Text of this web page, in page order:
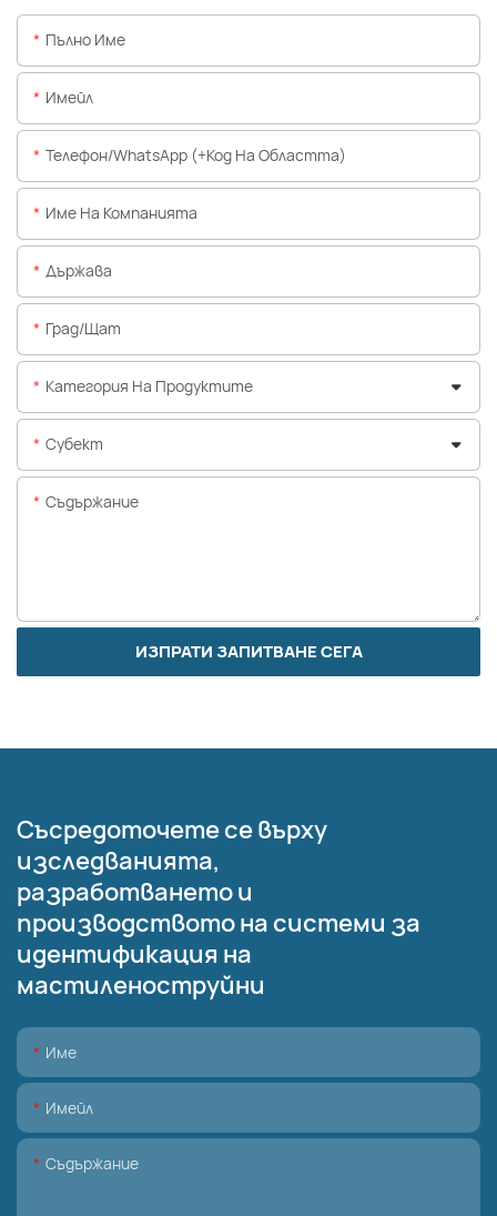
Пълно Име
Имейл
Телефон/WhatsApp (+Код На Областта)
Име На Компанията
Държава
Град/щат
Категория На Продуктите
Субект
Съдържание
ИЗПРАТИ ЗАПИТВАНЕ СЕГА
Съсредоточете се върху
изследванията,
разработването и
производството на системи за
идентификация на
мастиленоструйни
Име
Имейл
Съдържание